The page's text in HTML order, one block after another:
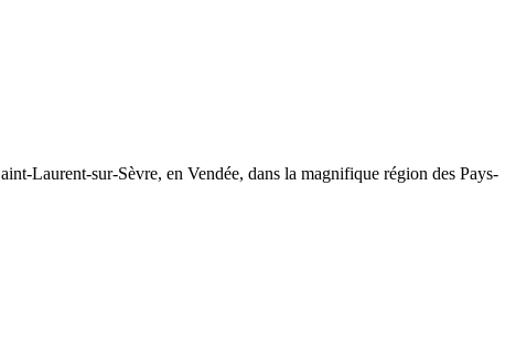
Laurent-sur-Sèvre, en Vendée, dans la magnifique région des Pays-